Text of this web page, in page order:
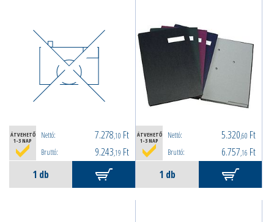
ÁTVEHETŐ
1-3 NAP
Nettó: 7.278,10 Ft
Bruttó: 9.243,19 Ft
ÁTVEHETŐ
1-3 NAP
Nettó: 5.320,60 Ft
Bruttó: 6.757,16 Ft